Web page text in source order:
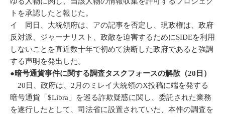
トを承認したと報じた。
イ 同日、大統領府は、アの記事を否定し、現政権は、政府
反対派、ジャーナリスト、政敵を迫害するためにSIDEを利用
しないことを直近数十年で初めて決断した政府であると強調
する声明を発出した。
●暗号通貨事件に関する調査タスクフォースの解散（20日）
20日、政府は、2月のミレイ大統領のX投稿に端を発する
暗号通貨「$Libra」を巡る詐欺疑惑に関し、委託された業務
を遂行したとして、司法省に設置されていた、本件の調査を